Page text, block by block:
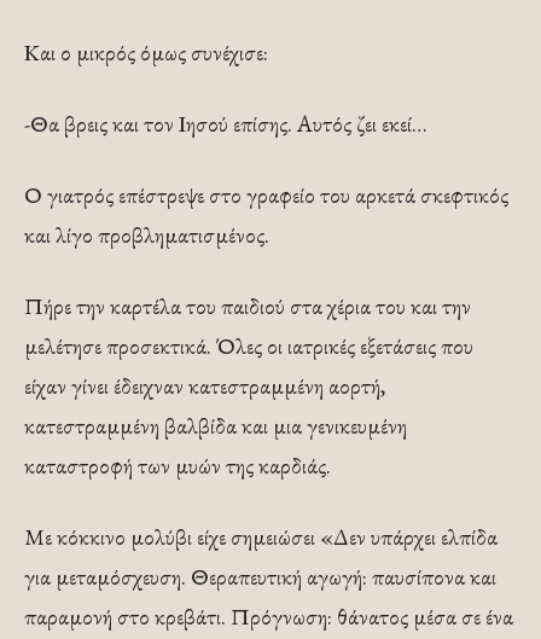
Και ο μικρός όμως συνέχισε:
-Θα βρεις και τον Ιησού επίσης. Αυτός ζει εκεί…
Ο γιατρός επέστρεψε στο γραφείο του αρκετά σκεφτικός
και λίγο προβληματισμένος.
Πήρε την καρτέλα του παιδιού στα χέρια του και την
μελέτησε προσεκτικά. Όλες οι ιατρικές εξετάσεις που
είχαν γίνει έδειχναν κατεστραμμένη αορτή,
κατεστραμμένη βαλβίδα και μια γενικευμένη
καταστροφή των μυών της καρδιάς.
Με κόκκινο μολύβι είχε σημειώσει «Δεν υπάρχει ελπίδα
για μεταμόσχευση. Θεραπευτική αγωγή: παυσίπονα και
παραμονή στο κρεβάτι. Πρόγνωση: θάνατος μέσα σε ένα